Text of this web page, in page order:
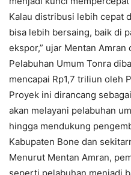
Kalau distribusi lebih cepat
bisa lebih bersaing, baik di
ekspor,” ujar Mentan Amran
Pelabuhan Umum Tonra
mencapai Rp1,7 triliun oleh
Proyek ini dirancang
akan melayani pelabuhan
hingga mendukung
Kabupaten Bone dan
Menurut Mentan Amran,
seperti pelabuhan menjadi